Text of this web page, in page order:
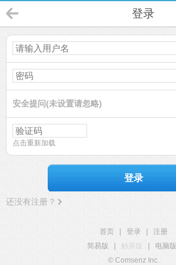
登录
安全提问(未设置请忽略)
点击重新加载
登录
还没有注册？
首页 登录
注册
简易版
触屏版 电脑版
© Comsenz Inc.